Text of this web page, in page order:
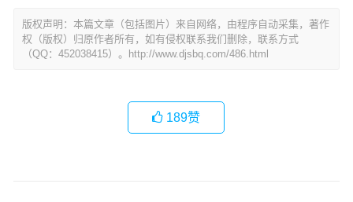
版权声明：本篇文章（包括图片）来自网络，由程序自动采集，著作
权（版权）归原作者所有，如有侵权联系我们删除，联系方式
（QQ：452038415）。http://www.djsbq.com/486.html
189赞